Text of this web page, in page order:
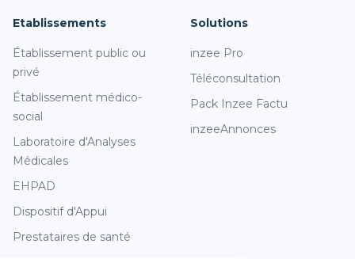
Etablissements
Établissement public ou
privé
Établissement médico-
social
Laboratoire d'Analyses
Médicales
EHPAD
Dispositif d'Appui
Prestataires de santé
Solutions
inzee Pro
Téléconsultation
Pack Inzee Factu
inzeeAnnonces